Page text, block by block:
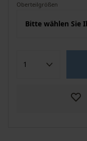
Oberteilgrößen
Bitte wählen Sie